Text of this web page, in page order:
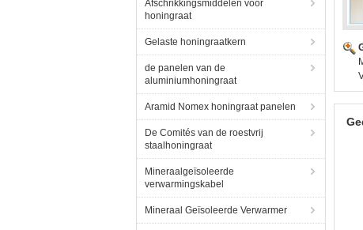
Afschrikkingsmiddelen voor
honingraat
Gelaste honingraatkern
de panelen van de
aluminiumhoningraat
Aramid Nomex honingraat panelen
De Comités van de roestvrij
staalhoningraat
Mineraalgeïsoleerde
verwarmingskabel
Mineraal Geïsoleerde Verwarmer